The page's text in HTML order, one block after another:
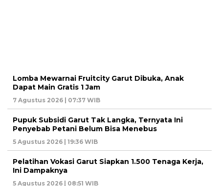
Lomba Mewarnai Fruitcity Garut Dibuka, Anak
Dapat Main Gratis 1 Jam
7 Agustus 2026 | 07:37 WIB
Pupuk Subsidi Garut Tak Langka, Ternyata Ini
Penyebab Petani Belum Bisa Menebus
5 Agustus 2026 | 19:36 WIB
Pelatihan Vokasi Garut Siapkan 1.500 Tenaga Kerja,
Ini Dampaknya
5 Agustus 2026 | 08:51 WIB